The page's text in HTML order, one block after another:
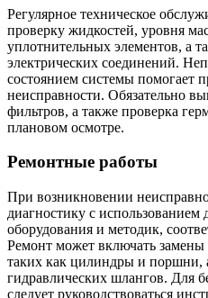
Регулярное техническое
проверку жидкостей, уровня
уплотнительных элементов, а
электрических соединений.
состоянием системы помогает
неисправности. Обязательно
фильтров, а также проверка
плановом осмотре.
Ремонтные работы
При возникновении
диагностику с использованием
оборудования и методик,
Ремонт может включать
таких как цилиндры и поршни,
гидравлических шлангов. Для
следует руководствоваться